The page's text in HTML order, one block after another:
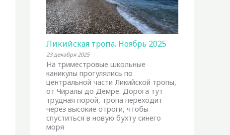
Ликийская тропа. Ноябрь 2025
23 декабря 2025
На триместровые школьные
каникулы прогулялись по
центральной части Ликийской тропы,
от Чиралы до Демре. Дорога тут
трудная порой, тропа переходит
через высокие отроги, чтобы
спуститься в новую бухту синего
моря